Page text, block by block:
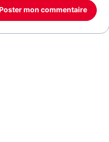
Poster mon commentaire